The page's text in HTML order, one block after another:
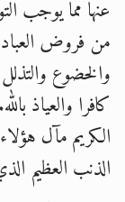
عنها مما يوجب
من فروض
والخضوع
كافرا والعياذ
الكريم مآل
الذنب العظيم